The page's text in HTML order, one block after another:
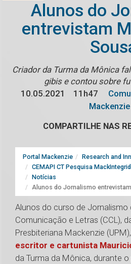
Alunos do
entrevistam
Criador da Turma da Mônica
gibis e contou sobre
10.05.2021
11h47
Mackenzie
COMPARTILHE NAS
Portal Mackenzie
Research and
CEMAPI CT Pesquisa
Notícias
Alunos do Jornalismo
Alunos do curso de Jornalismo
Comunicação e Letras (CCL),
Presbiteriana Mackenzie (UPM),
escritor e cartunista
da Turma da Mônica, durante